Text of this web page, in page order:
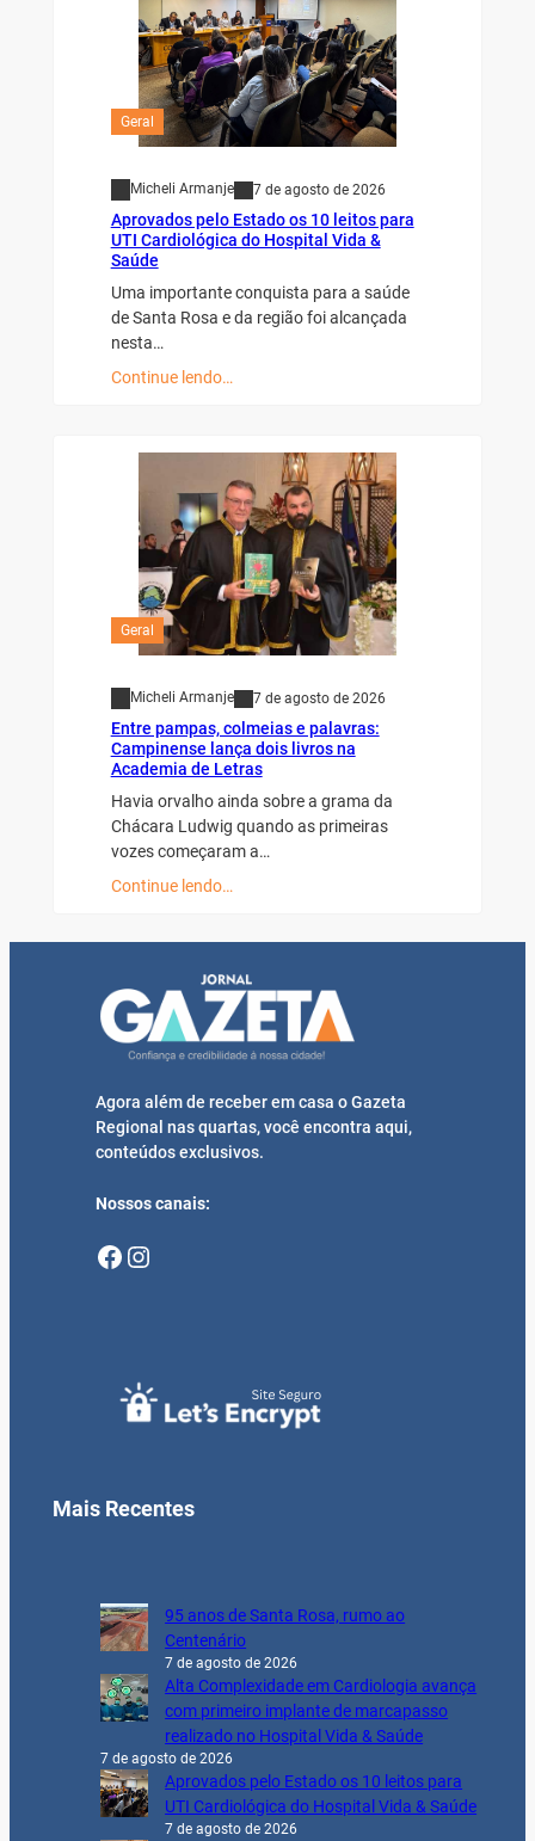
Geral
Micheli Armanje 7 de agosto de 2026
Aprovados pelo Estado os 10 leitos para
UTI Cardiológica do Hospital Vida &
Saúde
Uma importante conquista para a saúde
de Santa Rosa e da região foi alcançada
nesta…
Continue lendo…
Geral
Micheli Armanje 7 de agosto de 2026
Entre pampas, colmeias e palavras:
Campinense lança dois livros na
Academia de Letras
Havia orvalho ainda sobre a grama da
Chácara Ludwig quando as primeiras
vozes começaram a…
Continue lendo…
Agora além de receber em casa o Gazeta
Regional nas quartas, você encontra aqui,
conteúdos exclusivos.
Nossos canais:
Facebook Instagram
Mais Recentes
95 anos de Santa Rosa, rumo ao
Centenário
7 de agosto de 2026
Alta Complexidade em Cardiologia avança
com primeiro implante de marcapasso
realizado no Hospital Vida & Saúde
7 de agosto de 2026
Aprovados pelo Estado os 10 leitos para
UTI Cardiológica do Hospital Vida & Saúde
7 de agosto de 2026